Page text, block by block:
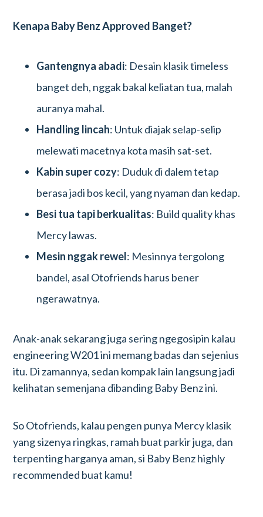
Kenapa Baby Benz Approved Banget?
Gantengnya abadi: Desain klasik timeless
banget deh, nggak bakal keliatan tua, malah
auranya mahal.
Handling lincah: Untuk diajak selap-selip
melewati macetnya kota masih sat-set.
Kabin super cozy: Duduk di dalem tetap
berasa jadi bos kecil, yang nyaman dan kedap.
Besi tua tapi berkualitas: Build quality khas
Mercy lawas.
Mesin nggak rewel: Mesinnya tergolong
bandel, asal Otofriends harus bener
ngerawatnya.
Anak-anak sekarang juga sering ngegosipin kalau
engineering W201 ini memang badas dan sejenius
itu. Di zamannya, sedan kompak lain langsung jadi
kelihatan semenjana dibanding Baby Benz ini.
So Otofriends, kalau pengen punya Mercy klasik
yang sizenya ringkas, ramah buat parkir juga, dan
terpenting harganya aman, si Baby Benz highly
recommended buat kamu!